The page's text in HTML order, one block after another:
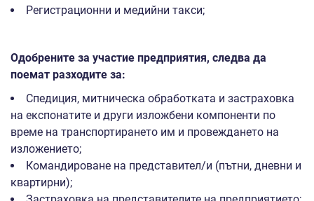
Регистрационни и медийни такси;
Одобрените за участие предприятия, следва да
поемат разходите за:
Спедиция, митническа обработката и застраховка
на експонатите и други изложбени компоненти по
време на транспортирането им и провеждането на
изложението;
Командироване на представител/и (пътни, дневни и
квартирни);